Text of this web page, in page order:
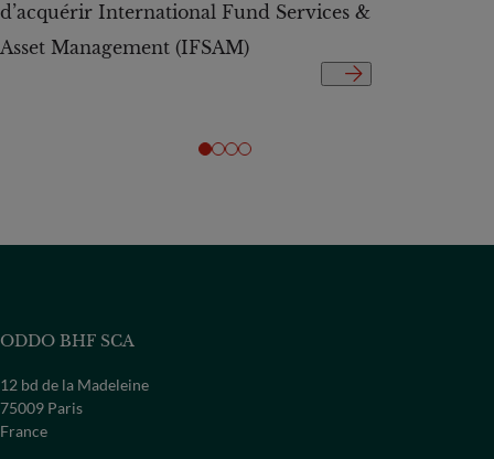
d’acquérir International Fund Services &
Asset Management (IFSAM)
ODDO BHF SCA
12 bd de la Madeleine
75009 Paris
France